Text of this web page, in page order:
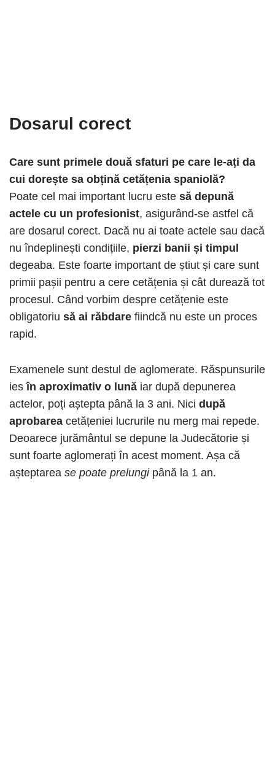
Dosarul corect
Care sunt primele două sfaturi pe care le-ați da
cui dorește sa obțină cetățenia spaniolă?
Poate cel mai important lucru este să depună
actele cu un profesionist, asigurând-se astfel că
are dosarul corect. Dacă nu ai toate actele sau dacă
nu îndeplinești condițiile, pierzi banii și timpul
degeaba. Este foarte important de știut și care sunt
primii pașii pentru a cere cetățenia și cât durează tot
procesul. Când vorbim despre cetățenie este
obligatoriu să ai răbdare fiindcă nu este un proces
rapid.
Examenele sunt destul de aglomerate. Răspunsurile
iesîn aproximativ o lună iar după depunerea
actelor, poți aștepta până la 3 ani. Nici după
aprobarea cetățeniei lucrurile nu merg mai repede.
Deoarece jurământul se depune la Judecătorie și
sunt foarte aglomerați în acest moment. Așa că
așteptarea se poate prelungi până la 1 an.